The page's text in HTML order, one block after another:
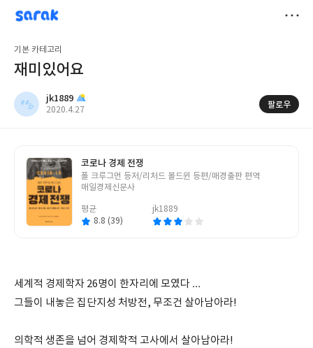
sarak
jk1889
기본 카테고리
재미있어요
jk1889
작
2020.4.27
팔로우
코로나 경제 전쟁
글
쓴
폴 크루그먼 등저/리처드 볼드윈 등편/매경출판 편역
매일경제신문사
평균
8.8 (39)
jk1889
세계적 경제학자 26명이 한자리에 모였다 …
그들이 내놓은 집단지성 처방전, 무조건 살아남아라!
의학적 생존을 넘어 경제학적 고사에서 살아남아라!